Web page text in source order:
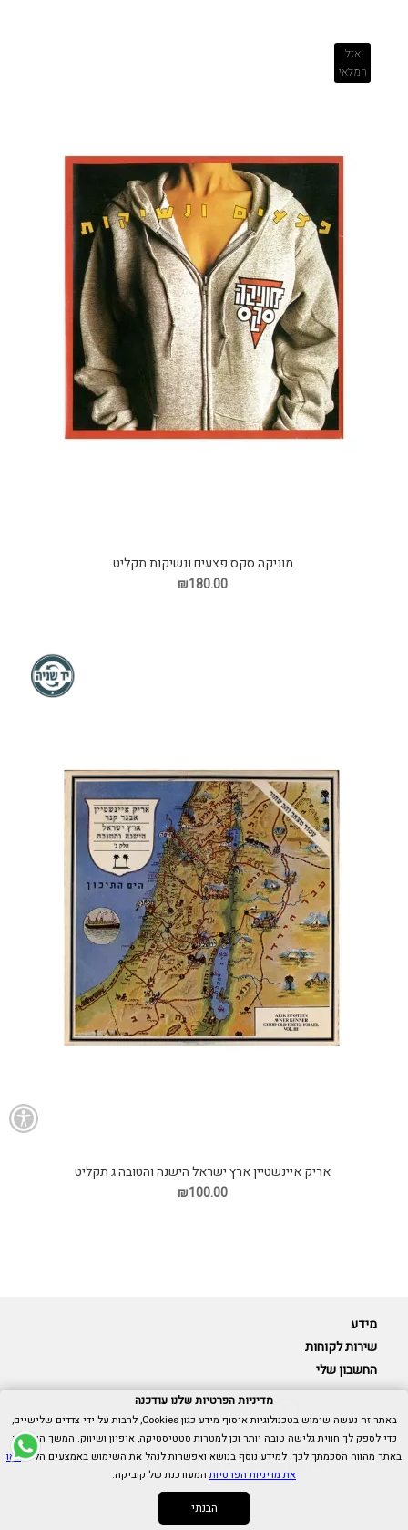
אזל
המלאי
מוניקה סקס פצעים ונשיקות תקליט
₪180.00
אריק איינשטיין ארץ ישראל הישנה והטובה ג תקליט
₪100.00
מידע
שירות לקוחות
החשבון שלי
Cubica © כל הזכויות שמורות.
אנו כאן בשבילך -055-9511314
מדיניות הפרטיות שלנו עודכנה
באתר זה נעשה שימוש בטכנולוגיות איסוף מידע כגון Cookies, לרבות על ידי צדדים שלישיים,
כדי לספק לך חווית גלישה טובה יותר וכן למטרות סטטיסטיקה, איפיון ושיווק. המשך הגלישה
באתר מהווה הסכמתך לכך. למידע נוסף בנושא ואפשרות לנהל את השימוש באמצעים הללו,ראו
את מדיניות הפרטיותהמעודכנת של קוביקה.
הבנתי